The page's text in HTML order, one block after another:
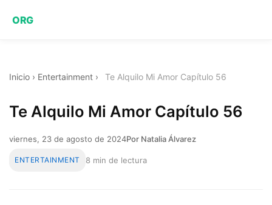
ORG
Inicio › Entertainment › Te Alquilo Mi Amor Capítulo 56
Te Alquilo Mi Amor Capítulo 56
viernes, 23 de agosto de 2024Por Natalia Álvarez
ENTERTAINMENT 8 min de lectura